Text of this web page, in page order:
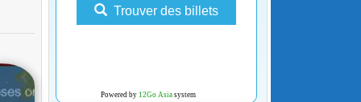
Trouver des billets
Powered by 12Go Asiasystem